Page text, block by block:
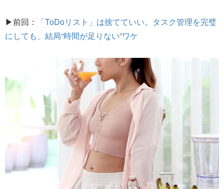
▶前回：
「ToDoリスト」は捨てていい。タスク管理を完璧
にしても、結局“時間が足りない”ワケ